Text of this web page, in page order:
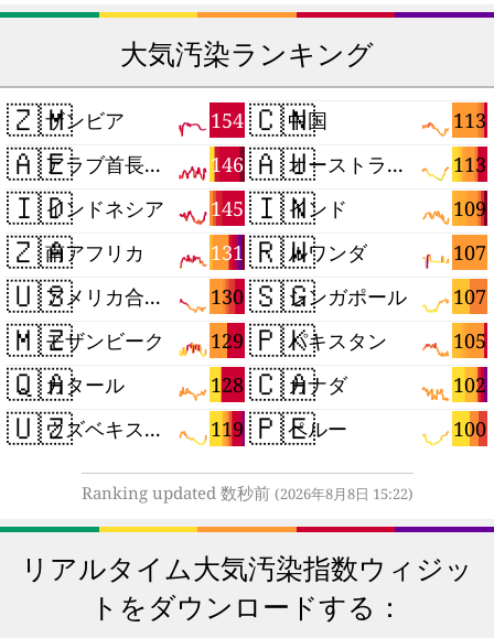
大気汚染ランキング
🇿🇲 154
ザンビア
🇦🇪 146
アラブ首長国連邦
🇮🇩 145
インドネシア
🇿🇦 131
南アフリカ
🇺🇸 130
アメリカ合衆国
🇲🇿 129
モザンビーク
🇶🇦 128
カタール
🇺🇿 119
ウズベキスタン
🇨🇳 113
中国
🇦🇺 113
オーストラリア
🇮🇳 109
インド
🇷🇼 107
ルワンダ
🇸🇬 107
シンガポール
🇵🇰 105
パキスタン
🇨🇦 102
カナダ
🇵🇪 100
ペルー
Ranking updated 数秒前 (2026年8月8日 15:22)
リアルタイム大気汚染指数ウィジッ
トをダウンロードする：